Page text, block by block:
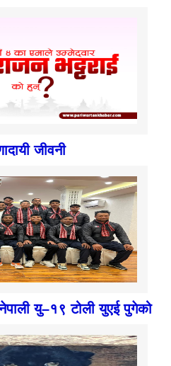
जीवनी
यु–१९ टोली युएई पुगेको